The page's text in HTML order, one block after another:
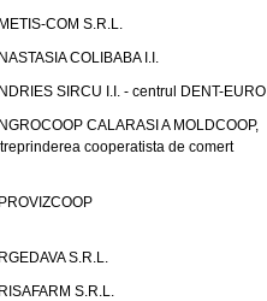
COM S.R.L.
COLIBABA I.I.
SIRCU I.I. - centrul DENT-EURO
CALARASI A MOLDCOOP,
cooperatista de comert
S.R.L.
S.R.L.